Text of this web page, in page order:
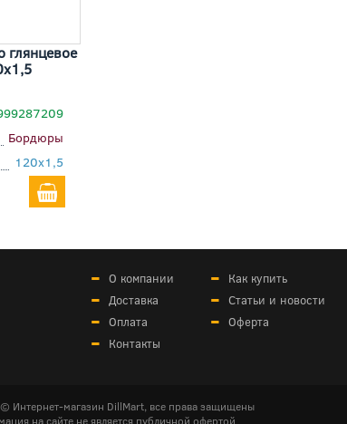
глянцевое
Бордюры
120x1,5
О компании
Как купить
Доставка
Статьи и новости
Оплата
Оферта
Контакты
Интернет-магазин DillMart, все права защищены
на сайте не является публичной офертой